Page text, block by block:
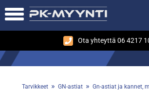
Ota yhteyttä 06 4217
Tarvikkeet » GN-astiat » Gn-astiat ja kannet,